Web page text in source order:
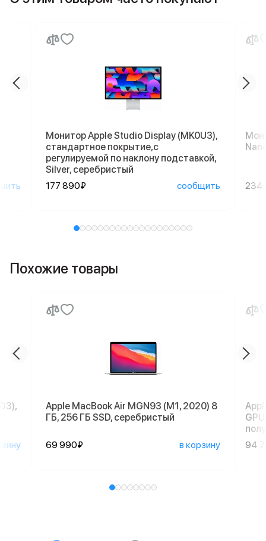
Монитор Apple Studio Display (MK0U3),
стандартное покрытие,с
регулируемой по наклону подставкой,
Silver, серебристый
177 890₽
сообщить 234
Похожие товары
Apple MacBook Air MGN93 (M1, 2020) 8
ГБ, 256 ГБ SSD, серебристый
69 990₽ в корзину
94